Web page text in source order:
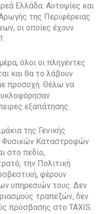
Ελλάδα. Αυτοψίες και
της Περιφέρειας
οι οποίες έχουν
όλοι οι πληγέντες
και θα το λάβουν
προσοχή. Θέλω να
εξαπάτησης.
της Γενικής
Φυσικών Καταστροφών
στο πεδίο,
την Πολιτική
φέρουν
υπηρεσιών τους. Δεν
τραπεζών, δεν
πρόσβασης στο TAXIS.